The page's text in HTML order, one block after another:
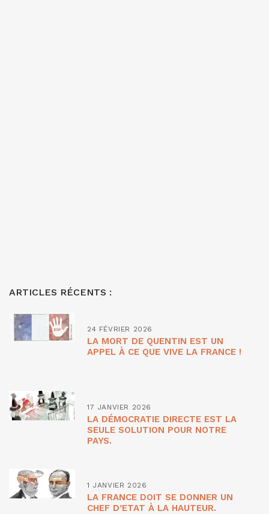
ARTICLES RÉCENTS :
24 FÉVRIER 2026
LA MORT DE QUENTIN EST UN
APPEL À CE QUE VIVE LA FRANCE !
17 JANVIER 2026
LA DÉMOCRATIE DIRECTE EST LA
SEULE SOLUTION POUR NOTRE
PAYS.
1 JANVIER 2026
LA FRANCE DOIT SE DONNER UN
CHEF D’ETAT À LA HAUTEUR.